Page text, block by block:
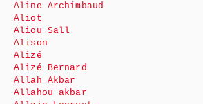
Aline Archimbaud
Aliot
Aliou Sall
Alison
Alizé
Alizé Bernard
Allah Akbar
Allahou akbar